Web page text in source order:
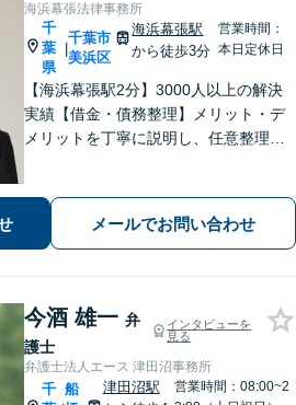
海浜幕張法律事務所
千
葉
県
|
千葉市
美浜区
海浜幕張駅
から徒歩3分
営業時間：
本日定休日
【海浜幕張駅2分】3000人以上の解決
実績【借金・債務整理】メリット・デ
メリットを丁寧に説明し、任意整理・
以内に回答、電話は弁護士直通です
【休日・夜間面談は事前予約】
メールでお問い合わせ
今酒 雄一 弁
護士
インタビューを
見る
弁護士法人エース 津田沼事務所
千 船
津田沼駅
営業時間：08:00~2